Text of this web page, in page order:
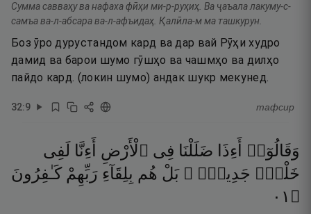
Сумма савваҳу ва нафаха фӣҳи ми-р-руҳиҳ. Ва ҷаъала лакуму-с-
самъа ва-л-абсара ва-л-афъидаҳ. Қалӣла-м ма ташкурун.
Боз ӯро дурустандом кард ва дар вай Рӯҳи худро
дамид ва барои шумо гӯшҳо ва чашмҳо ва дилҳо
пайдо кард. (локин шумо) андак шукр мекунед.
32:9 тафсир
وَقَالُوٓا۟ أَءِذَا ضَلَلْنَا فِى ٱلْأَرْضِ أَءِنَّا لَفِى
خَلْقٍۢ جَدِيدٍۭ ۚ بَلْ هُم بِلِقَآءِ رَبِّهِمْ كَـٰفِرُونَ
۝ ١٠